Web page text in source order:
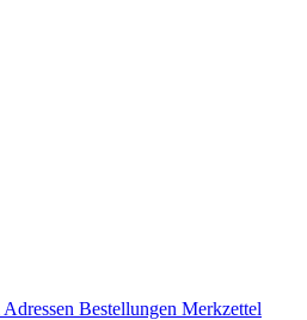
Adressen Bestellungen Merkzettel